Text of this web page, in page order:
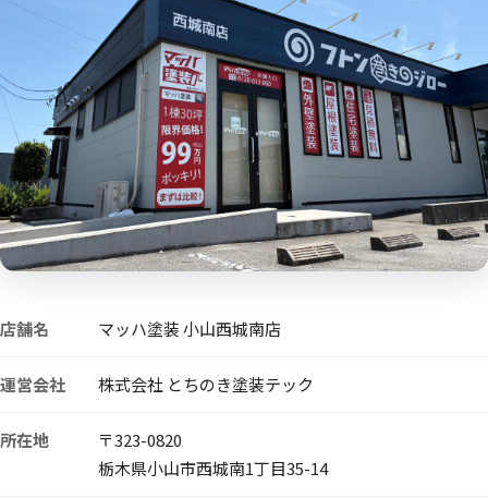
店舗名 マッハ塗装 小山西城南店
運営会社 株式会社 とちのき塗装テック
所在地
〒323-0820
栃木県小山市西城南1丁目35-14